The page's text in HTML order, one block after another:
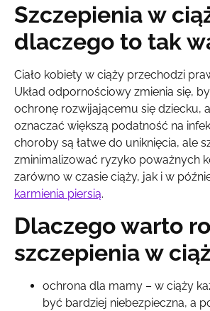
Szczepienia w
dlaczego to tak
Ciało kobiety w ciąży przechodzi
Układ odpornościowy zmienia się,
ochronę rozwijającemu się dziecku,
oznaczać większą podatność na
choroby są łatwe do uniknięcia, ale
zminimalizować ryzyko poważnych
zarówno w czasie ciąży, jak i w
karmienia piersią.
Dlaczego warto
szczepienia w
ochrona dla mamy – w ciąży
być bardziej niebezpieczna, a